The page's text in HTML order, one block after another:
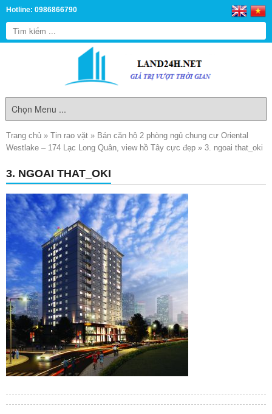
Hotline: 0986866790
Trang chủ » Tin rao vặt » Bán căn hộ 2 phòng ngủ chung cư Oriental
Westlake – 174 Lạc Long Quân, view hồ Tây cực đẹp » 3. ngoai that_oki
3. NGOAI THAT_OKI